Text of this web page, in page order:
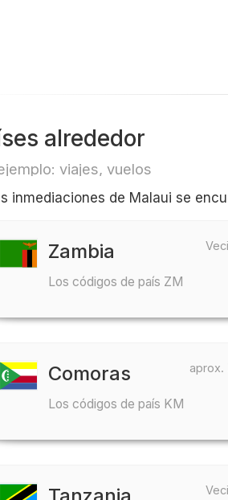
alrededor
viajes, vuelos
inmediaciones de Malaui se
Zambia
Los códigos de país ZM
aprox.
Comoras
Los códigos de país KM